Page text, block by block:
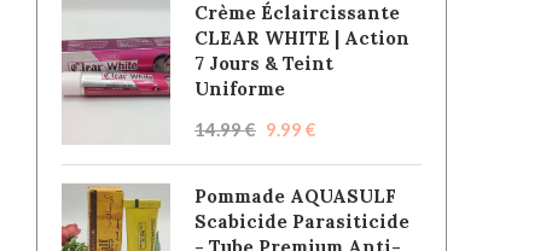
Crème Éclaircissante
CLEAR WHITE | Action
7 Jours & Teint
Uniforme
14.99€ 9.99 €
Pommade AQUASULF
Scabicide Parasiticide